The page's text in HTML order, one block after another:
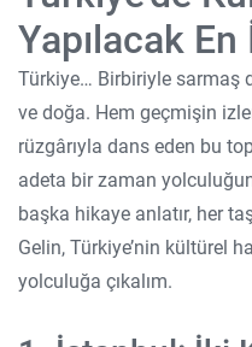
Yapılacak
Türkiye… Birbiriyle sarmaş
ve doğa. Hem geçmişin
rüzgârıyla dans eden bu
adeta bir zaman
başka hikaye anlatır, her
Gelin, Türkiye’nin kültürel
yolculuğa çıkalım.